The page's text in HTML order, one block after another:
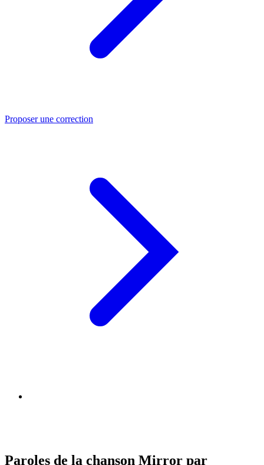
Proposer une correction
Paroles de la chanson Mirror par